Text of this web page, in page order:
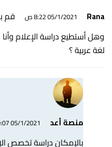
Rana 05/1/2021 8:22 ص
قم
وهل أستطيع دراسة الإعلام
لغة عربية ؟
منصة أعد 05/1/2021 9:07 ص
بالإمكان دراسة تخصص